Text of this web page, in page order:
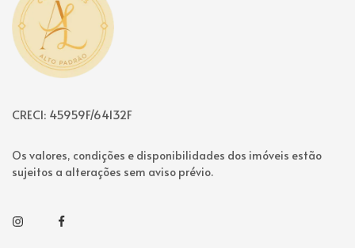
CRECI: 45959F/64132F
Os valores, condições e disponibilidades dos imóveis estão
sujeitos a alterações sem aviso prévio.
InstagramFacebook